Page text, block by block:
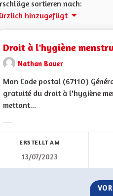
sortieren nach:
hinzugefügt
Droit à l'hygiène
Nathan Bauer
Mon Code postal (67110)
gratuité du droit à l'hygiène
mettant...
ERSTELLT AM
13/07/2023